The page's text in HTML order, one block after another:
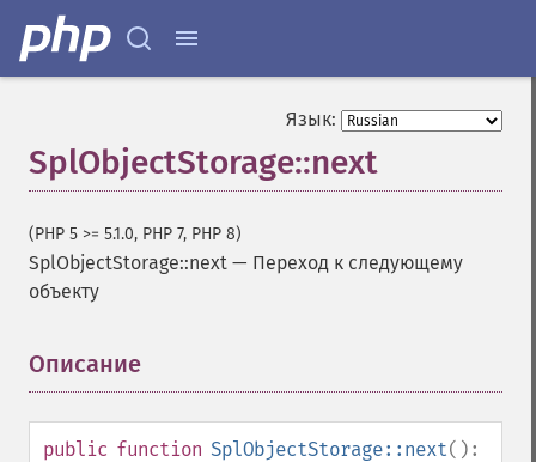
Язык:
SplObjectStorage::next
(PHP 5 >= 5.1.0, PHP 7, PHP 8)
SplObjectStorage::next — Переход к следующему
объекту
Описание
public function SplObjectStorage::next():